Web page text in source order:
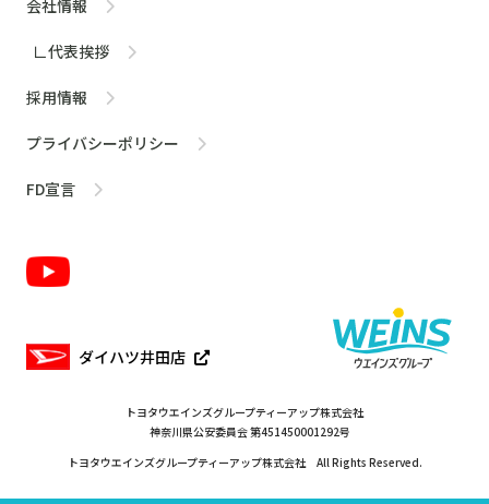
会社情報
∟代表挨拶
採用情報
プライバシーポリシー
FD宣言
ダイハツ井田店
トヨタウエインズグループティーアップ株式会社
神奈川県公安委員会 第451450001292号
トヨタウエインズグループティーアップ株式会社 All Rights Reserved.